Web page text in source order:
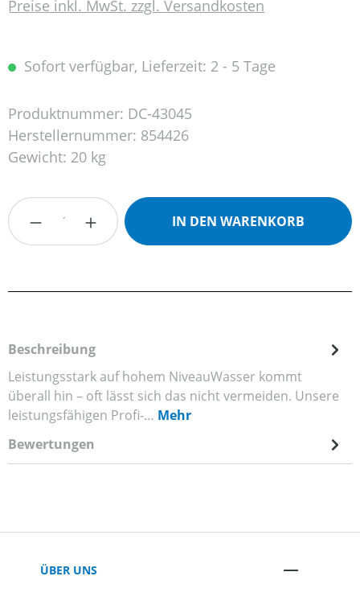
Preise inkl. MwSt. zzgl. Versandkosten
Sofort verfügbar, Lieferzeit: 2 - 5 Tage
Produktnummer: DC-43045
Herstellernummer: 854426
Gewicht: 20 kg
Produkt Anzahl: Gib den gewünschten
IN DEN WARENKORB
Beschreibung
Leistungsstark auf hohem NiveauWasser kommt
überall hin – oft lässt sich das nicht vermeiden. Unsere
leistungsfähigen Profi-… Mehr
Bewertungen
ÜBER UNS